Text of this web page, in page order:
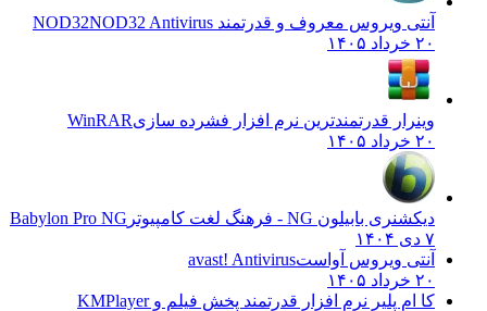
آنتی ویروس معروف و قدرتمند NOD32 NOD32 Antivirus
وینرار قدرتمندترین نرم افزار فشرده سازیWinRAR
دیکشنری بابیلون NG - فرهنگ لغت کامپیوتر
Babylon Pro NG
آنتی ویروس آواستavast! Antivirus
کا ام پلیر نرم افزار قدرتمند پخش فیلم وKMPlayer